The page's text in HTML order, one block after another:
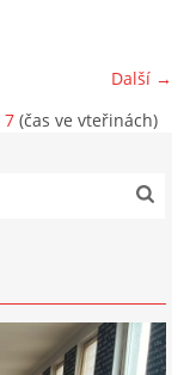
Další →
7 (čas ve vteřinách)